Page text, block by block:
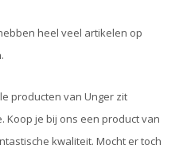
heel veel artikelen op
producten van Unger zit
je bij ons een product van
kwaliteit. Mocht er toch